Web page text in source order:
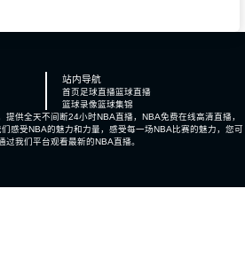
站内导航
首页足球直播篮球直播
篮球录像篮球集锦
供全天不间断24小时NBA直播，NBA免费在线高清直播，
感受NBA的魅力和力量，感受每一场NBA比赛的魅力，您可
过我们平台观看最新的NBA直播。